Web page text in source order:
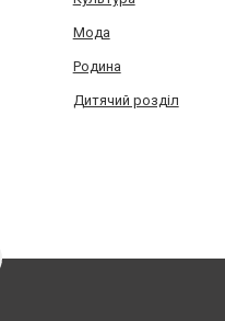
Мода
Родина
Дитячий розділ